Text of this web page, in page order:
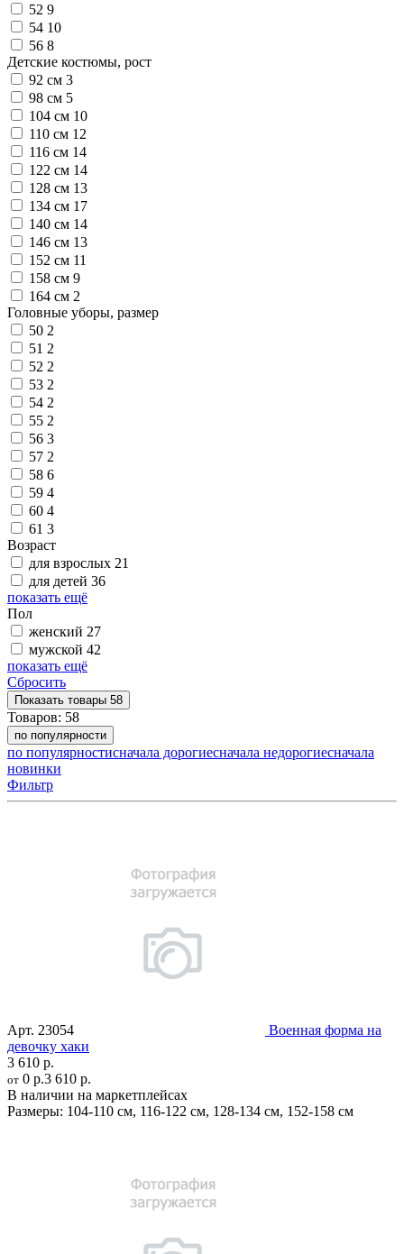
52 9
54 10
56 8
Детские костюмы, рост
92 см 3
98 см 5
104 см 10
110 см 12
116 см 14
122 см 14
128 см 13
134 см 17
140 см 14
146 см 13
152 см 11
158 см 9
164 см 2
Головные уборы, размер
50 2
51 2
52 2
53 2
54 2
55 2
56 3
57 2
58 6
59 4
60 4
61 3
Возраст
для взрослых 21
для детей 36
показать ещё
Пол
женский 27
мужской 42
показать ещё
Сбросить
Показать товары 58
Товаров: 58
по популярности
по популярностисначала дорогиесначала недорогиесначала
новинки
Фильтр
Арт. 23054
Военная форма на
девочку хаки
3 610 р.
от 0 р.3 610 р.
В наличии на маркетплейсах
Размеры: 104-110 см, 116-122 см, 128-134 см, 152-158 см